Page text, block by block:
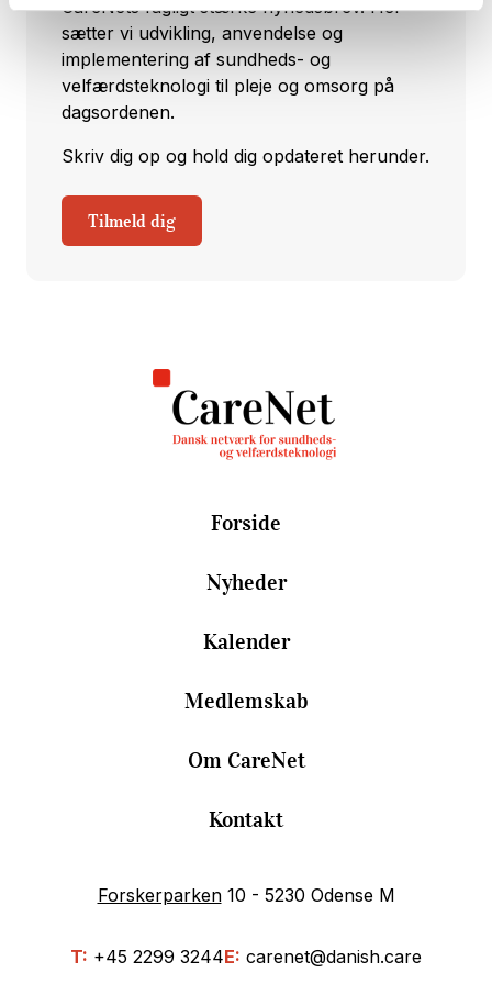
CareNets fagligt stærke nyhedsbrev. Her
sætter vi udvikling, anvendelse og
implementering af sundheds- og
velfærdsteknologi til pleje og omsorg på
dagsordenen.
Skriv dig op og hold dig opdateret herunder.
Tilmeld dig
Forside
Nyheder
Kalender
Medlemskab
Om CareNet
Kontakt
Forskerparken10 - 5230 Odense M
T: +45 2299 3244E: carenet@danish.care